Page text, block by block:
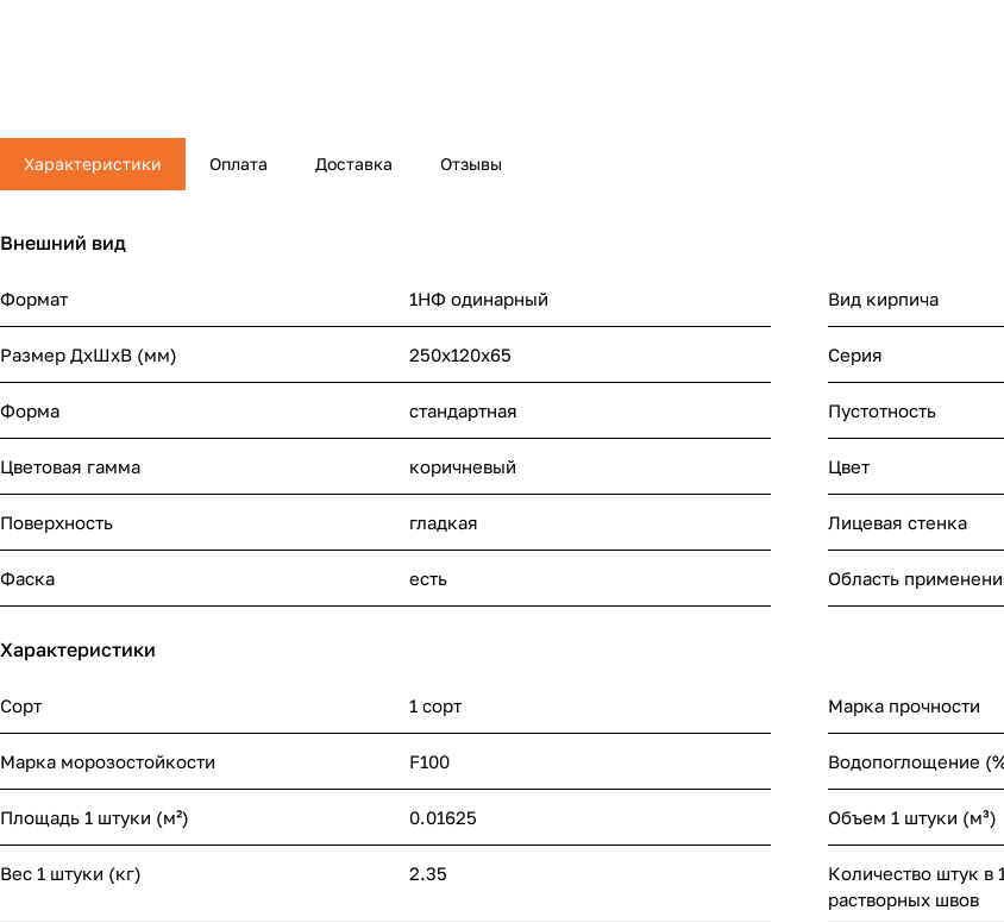
Характеристики Оплата Доставка Отзывы
Внешний вид
Формат 1НФ одинарный Вид кирпича
Размер ДхШхВ (мм) 250х120х65 Серия
Форма стандартная Пустотность
Цветовая гамма коричневый Цвет
Поверхность гладкая Лицевая стенка
Фаска есть Область
Характеристики
Сорт 1 сорт Марка прочности
Марка морозостойкости F100 Водопоглощение
Площадь 1 штуки (м²) 0.01625 Объем 1 штуки (м³)
Вес 1 штуки (кг) 2.35
Количество штук в
растворных швов